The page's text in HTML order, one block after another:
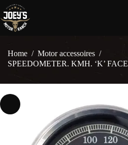
naar
de
inhoud
Home / Motor accessoires /
SPEEDOMETER. KMH. ‘K’ FACE